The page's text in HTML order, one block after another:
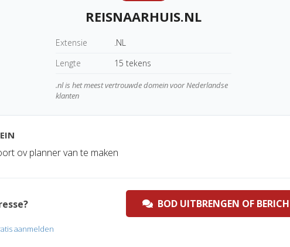
REISNAARHUIS.NL
Extensie
.NL
Lengte
15 tekens
.nl is het meest vertrouwde domein voor Nederlandse
klanten
ov planner van te maken
BOD UITBRENGEN OF
aanmelden